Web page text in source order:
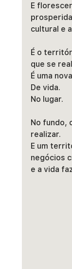
E
cultural e
É o
que se
É uma
De vida.
No lugar.
No fundo,
realizar.
E um
negócios
e a vida